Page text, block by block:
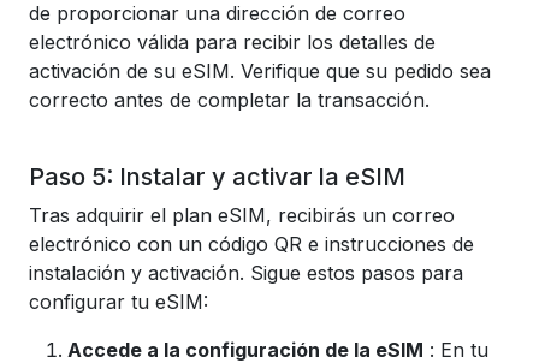
de proporcionar una dirección de correo
electrónico válida para recibir los detalles de
activación de su eSIM. Verifique que su pedido sea
correcto antes de completar la transacción.
Paso 5: Instalar y activar la eSIM
Tras adquirir el plan eSIM, recibirás un correo
electrónico con un código QR e instrucciones de
instalación y activación. Sigue estos pasos para
configurar tu eSIM:
Accede a la configuración de la eSIM : En tu